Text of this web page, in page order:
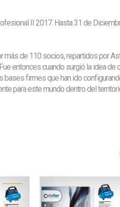
II 2017. Hasta 31 de
de 110 socios, repartidos por
entonces cuando surgió la idea
firmes que han ido
para este mundo dentro del